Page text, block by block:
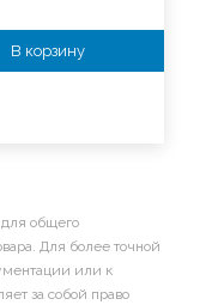
В корзину
общего
Для более точной
или к
за собой право